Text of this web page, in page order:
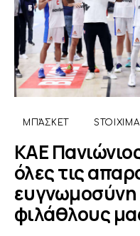
ΜΠΆΣΚΕΤ
ΚΑΕ
όλες τις
φιλάθλους